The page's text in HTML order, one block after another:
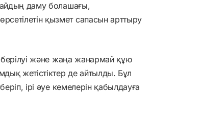
даму болашағы,
қызмет сапасын арттыру
берілуі және жаңа жанармай құю
жетістіктер де айтылды. Бұл
ірі әуе кемелерін қабылдауға